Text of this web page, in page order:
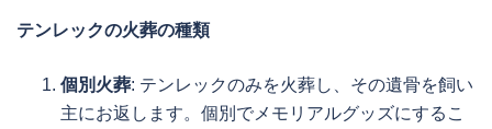
テンレックの火葬の種類
個別火葬: テンレックのみを火葬し、その遺骨を飼い
主にお返します。個別でメモリアルグッズにするこ